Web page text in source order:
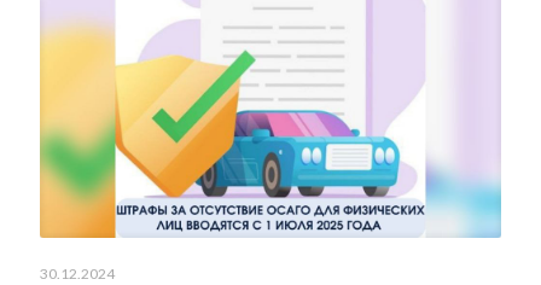
30.12.2024